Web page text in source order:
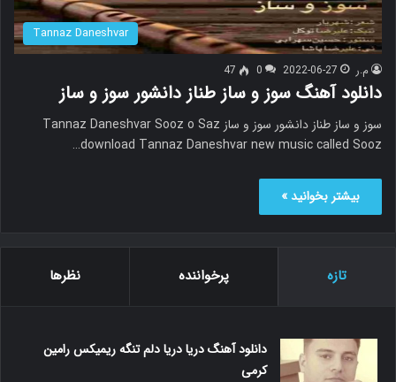
Tannaz Daneshvar
م.ر 2022-06-27
0
47
دانلود آهنگ سوز و ساز طناز دانشور سوز و ساز
سوز و ساز طناز دانشور سوز و ساز Tannaz Daneshvar Sooz o Saz
download Tannaz Daneshvar new music called Sooz…
بیشتر بخوانید »
تازه پرخواننده نظرها
دانلود آهنگ دریا دریا دلم تنگه ریمیکس رامین
کرمی